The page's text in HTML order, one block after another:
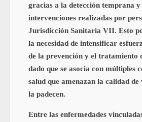
gracias a la detección temprana y
intervenciones realizadas por
Jurisdicción Sanitaria VII. Esto
la necesidad de intensificar
de la prevención y el tratamiento
dado que se asocia con múltiples
salud que amenazan la calidad de
la padecen.
Entre las enfermedades